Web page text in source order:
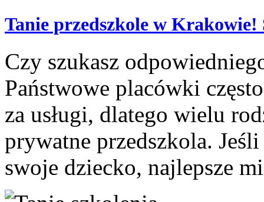
Tanie przedszkole w Krakowie!
Czy szukasz
Państwowe placówki
za usługi, dlatego wielu
prywatne przedszkola.
swoje dziecko, najlepsze